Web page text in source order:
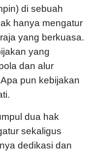
di sebuah
hanya mengatur
yang berkuasa.
yang
dan alur
pun kebijakan
dua hak
sekaligus
dedikasi dan